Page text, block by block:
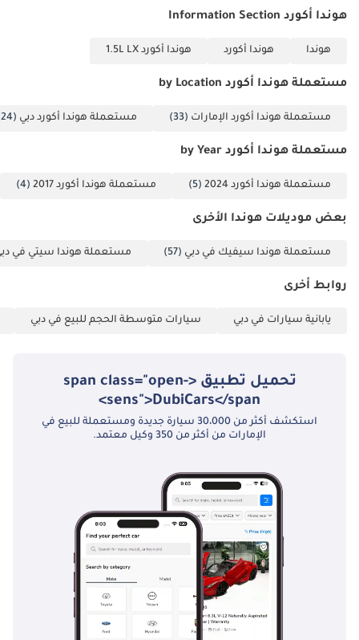
والمواصلات، إلخ...
وسريعة. موظف بنكي
فورية. باقة مناسبة
الصناعية 2، بالقرب من
شركة بلحسا
مواعيد الزيارة: من
رسالة "مرحباً" على
لمعرفة الموقع).
هوندا أكورد Information Section
هوندا هوندا أكورد هوندا أكورد 1.5L LX
مستعملة هوندا أكورد by Location
مستعملة هوندا أكورد الإمارات (33) مستعملة هوندا أكورد دبي (24)
مستعملة هوندا أكورد by Year
مستعملة هوندا أكورد 2024 (5) مستعملة هوندا أكورد 2017 (4)
بعض موديلات هوندا الأخرى
مستعملة هوندا سيفيك في دبي (57) مستعملة هوندا سيتي في
روابط أخرى
يابانية سيارات في دبي سيارات متوسطة الحجم للبيع في دبي
تحميل تطبيق <span class="open-
sens">DubiCars</span>
استكشف أكثر من 30،000 سيارة جديدة ومستعملة للبيع في
الإمارات من أكثر من 350 وكيل معتمد.